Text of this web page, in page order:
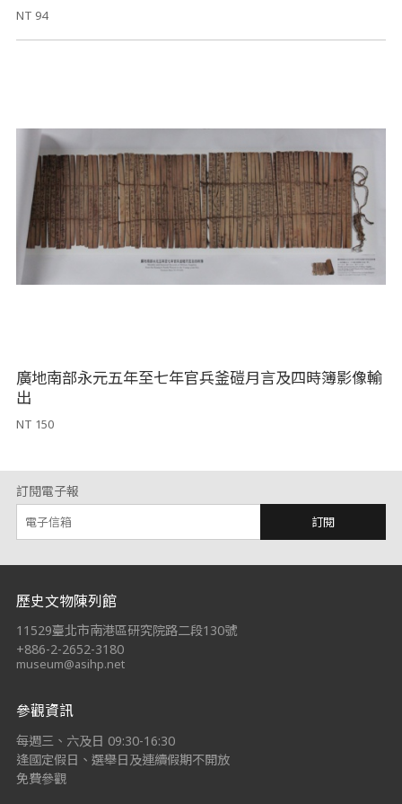
NT 94
廣地南部永元五年至七年官兵釜磑月言及四時簿影像輸
出
NT 150
訂閱電子報
訂閱
:::
歷史文物陳列館
11529臺北市南港區研究院路二段130號
+886-2-2652-3180
museum@asihp.net
參觀資訊
每週三、六及日 09:30-16:30
逢國定假日、選舉日及連續假期不開放
免費參觀